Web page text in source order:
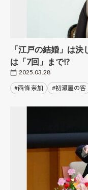
「江戸の結婚」は
は「7回」まで!?
2025.03.28
#西條 奈加 #初瀬屋の客